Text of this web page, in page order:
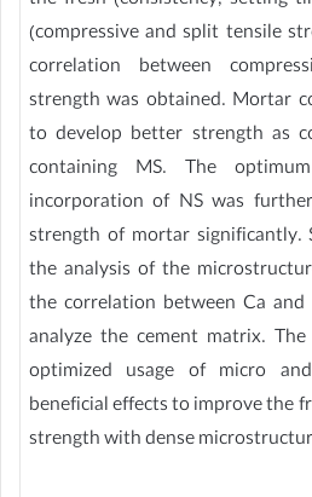
(compressive and split tensile
correlation between
strength was obtained. Mortar
to develop better strength as
containing MS. The
incorporation of NS was
strength of mortar significantly.
the analysis of the
the correlation between Ca
analyze the cement matrix.
optimized usage of micro
beneficial effects to improve the
strength with dense